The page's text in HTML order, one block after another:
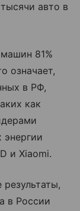
авто в
81%
означает,
в РФ,
как
и Xiaomi.
в России